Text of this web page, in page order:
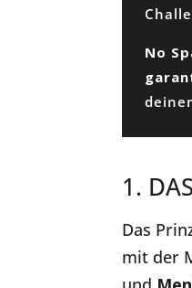
No
1.
Das
mit der